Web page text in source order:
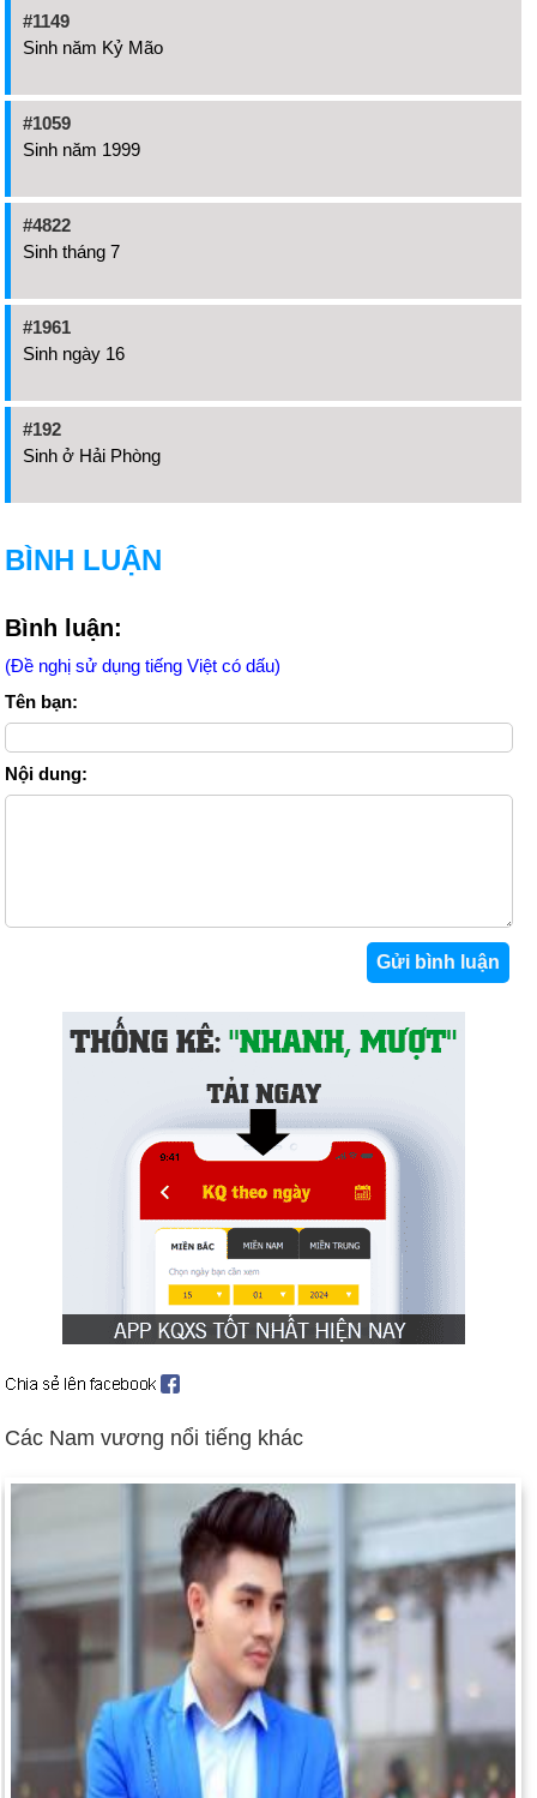
#1149
Sinh năm Kỷ Mão
#1059
Sinh năm 1999
#4822
Sinh tháng 7
#1961
Sinh ngày 16
#192
Sinh ở Hải Phòng
BÌNH LUẬN
Bình luận:
(Đề nghị sử dụng tiếng Việt có dấu)
Tên bạn:
Nội dung:
Các Nam vương nổi tiếng khác